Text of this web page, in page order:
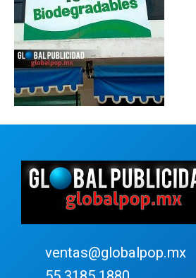
ventas@globalpop.mx